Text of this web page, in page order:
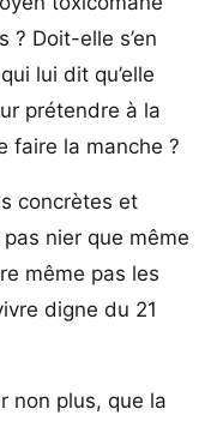
? Doit-elle s’en
lui dit qu’elle
prétendre à la
faire la manche ?
concrètes et
nier que même
même pas les
digne du 21
non plus, que la